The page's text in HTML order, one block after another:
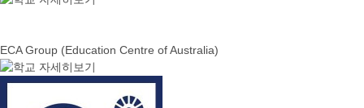
ECA Group (Education Centre of Australia)